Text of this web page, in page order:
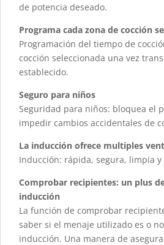
de potencia deseado.
Programa cada zona de cocción
Programación del tiempo de
cocción seleccionada una vez
establecido.
Seguro para niños
Seguridad para niños: bloquea el
impedir cambios accidentales de
La inducción ofrece multiples
Inducción: rápida, segura, limpia
Comprobar recipientes: un plus
inducción
La función de comprobar
saber si el menaje utilizado es o
inducción. Una manera de